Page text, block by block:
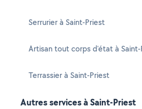
Serrurier à Saint-Priest
Artisan tout corps d'état à
Terrassier à Saint-Priest
Autres services à Saint-Priest